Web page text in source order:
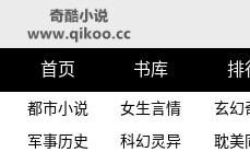
首页 书库 排
都市小说 女生言情 玄幻
军事历史
科幻灵异 耽美